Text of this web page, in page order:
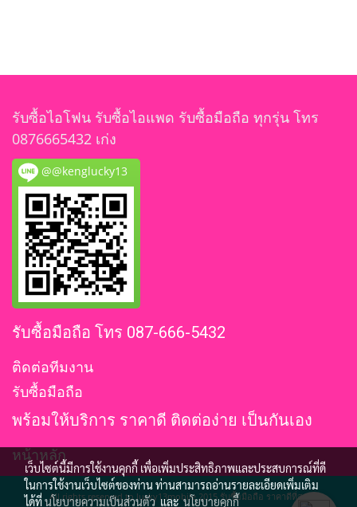
รับซื้อไอโฟน รับซื้อไอแพด รับซื้อมือถือ ทุกรุ่น โทร
0876665432 เก่ง
@@kenglucky13
รับซื้อมือถือ โทร 087-666-5432
ติดต่อทีมงาน
รับซื้อมือถือ
พร้อมให้บริการ ราคาดี ติดต่อง่าย เป็นกันเอง
หน้าหลัก
All rights reserved to lucky13mobile 2015 รับซื้อมือถือ ราคาดีที่สุด
เว็บไซต์นี้มีการใช้งานคุกกี้ เพื่อเพิ่มประสิทธิภาพและประสบการณ์ที่ดี
ในการใช้งานเว็บไซต์ของท่าน ท่านสามารถอ่านรายละเอียดเพิ่มเติม
ได้ที่นโยบายความเป็นส่วนตัวและนโยบายคุกกี้